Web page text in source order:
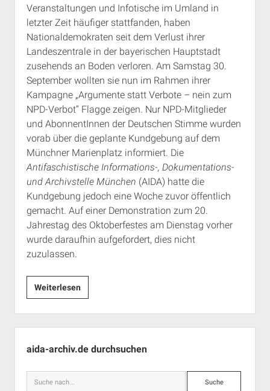
Veranstaltungen und Infotische im Umland in
letzter Zeit häufiger stattfanden, haben
Nationaldemokraten seit dem Verlust ihrer
Landeszentrale in der bayerischen Hauptstadt
zusehends an Boden verloren. Am Samstag 30.
September wollten sie nun im Rahmen ihrer
Kampagne „Argumente statt Verbote – nein zum
NPD-Verbot“ Flagge zeigen. Nur NPD-Mitglieder
und AbonnentInnen der Deutschen Stimme wurden
vorab über die geplante Kundgebung auf dem
Münchner Marienplatz informiert. Die
Antifaschistische Informations-, Dokumentations-
und Archivstelle München (AIDA) hatte die
Kundgebung jedoch eine Woche zuvor öffentlich
gemacht. Auf einer Demonstration zum 20.
Jahrestag des Oktoberfestes am Dienstag vorher
wurde daraufhin aufgefordert, dies nicht
zuzulassen.
WeiterlesenNPD-
Niederlage
in
München
aida-archiv.de durchsuchen
Suche